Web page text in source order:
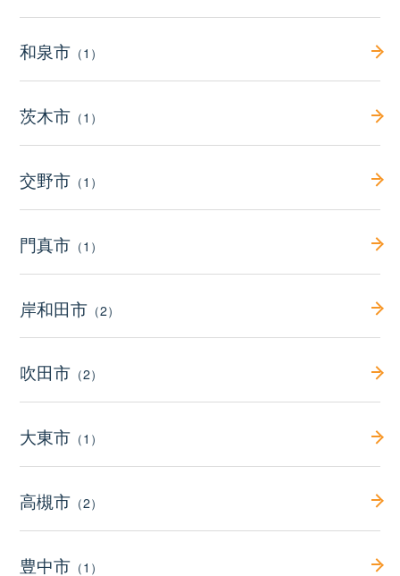
和泉市 （1）
茨木市 （1）
交野市 （1）
門真市 （1）
岸和田市 （2）
吹田市 （2）
大東市 （1）
高槻市 （2）
豊中市 （1）